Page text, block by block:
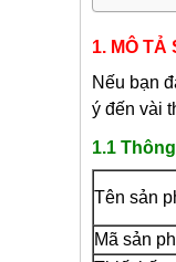
1. MÔ TẢ
Nếu bạn
ý đến vài
1.1
Tên sản
Mã sản